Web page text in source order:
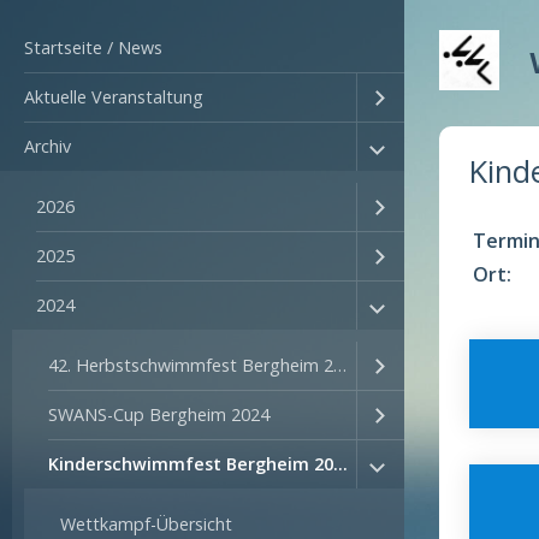
Startseite / News
Aktuelle Veranstaltung
Archiv
2026
2025
2024
42. Herbstschwimmfest Bergheim 2024
SWANS-Cup Bergheim 2024
Kinderschwimmfest Bergheim 2024
Wettkampf-Übersicht
Ort: